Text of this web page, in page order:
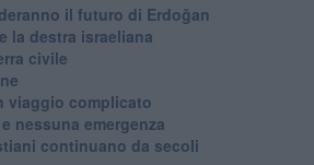
il futuro di Erdoğan
la destra israeliana
civile
viaggio complicato
nessuna emergenza
continuano da secoli